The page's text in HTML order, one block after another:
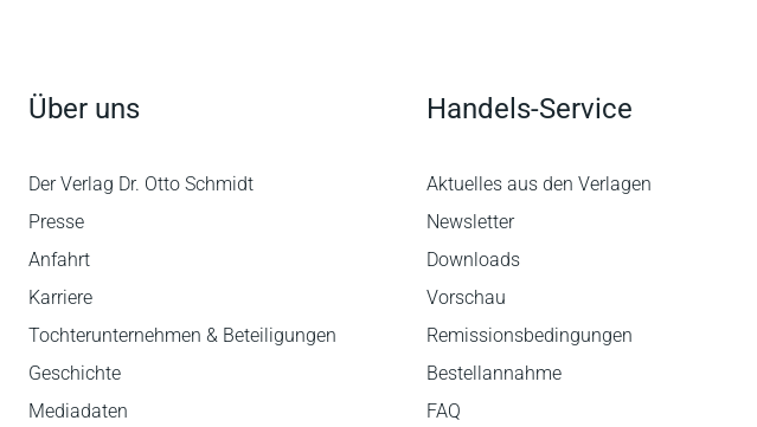
Über uns
Der Verlag Dr. Otto Schmidt
Presse
Anfahrt
Karriere
Tochterunternehmen & Beteiligungen
Geschichte
Mediadaten
Handels-Service
Aktuelles aus den Verlagen
Newsletter
Downloads
Vorschau
Remissionsbedingungen
Bestellannahme
FAQ